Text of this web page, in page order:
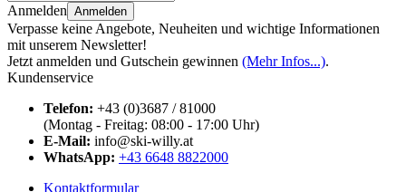
Anmelden Anmelden
Verpasse keine Angebote, Neuheiten und wichtige Informationen
mit unserem Newsletter!
Jetzt anmelden und Gutschein gewinnen (Mehr Infos...).
Kundenservice
Telefon: +43 (0)3687 / 81000
(Montag - Freitag: 08:00 - 17:00 Uhr)
E-Mail: info@ski-willy.at
WhatsApp: +43 6648 8822000
Kontaktformular